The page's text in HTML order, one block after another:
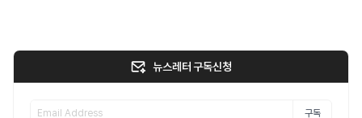
뉴스레터 구독신청
구독